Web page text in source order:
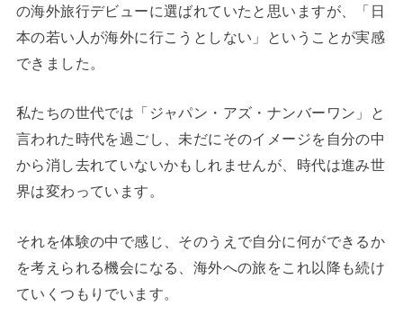
の海外旅行デビューに選ばれていたと思いますが、「日
本の若い人が海外に行こうとしない」ということが実感
できました。
私たちの世代では「ジャパン・アズ・ナンバーワン」と
言われた時代を過ごし、未だにそのイメージを自分の中
から消し去れていないかもしれませんが、時代は進み世
界は変わっています。
それを体験の中で感じ、そのうえで自分に何ができるか
を考えられる機会になる、海外への旅をこれ以降も続け
ていくつもりでいます。